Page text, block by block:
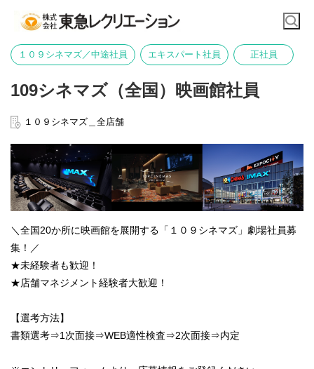
１０９シネマズ／中途社員 エキスパート社員 正社員
109シネマズ（全国）映画館社員
１０９シネマズ＿全店舗
＼全国20か所に映画館を展開する「１０９シネマズ」劇場社員募
集！／
★未経験者も歓迎！
★店舗マネジメント経験者大歓迎！
【選考方法】
書類選考⇒1次面接⇒WEB適性検査⇒2次面接⇒内定